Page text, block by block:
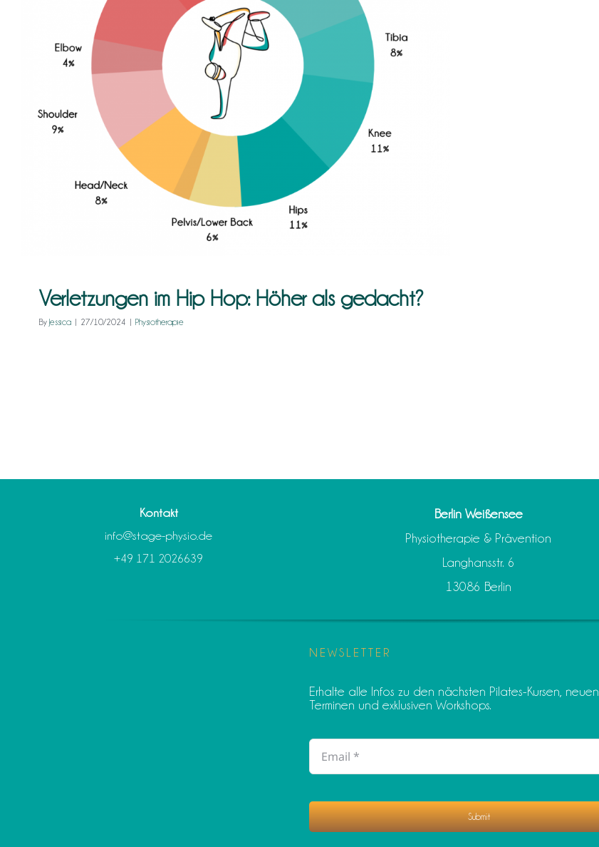
Verletzungen im Hip Hop: Höher als gedacht?
Physiotherapie
Verletzungen im Hip Hop: Höher als gedacht?
By Jessica 27/10/2024 Physiotherapie
Kontakt
info@stage-physio.de
+49 171 2026639
Berlin Weißensee
Physiotherapie & Prävention
Langhansstr. 6
13086 Berlin
NEWSLETTER
Erhalte alle Infos zu den nächsten Pilates-Kursen, neuen
Terminen und exklusiven Workshops.
Submit